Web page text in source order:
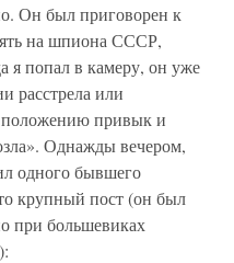
Он был приговорен к
на шпиона СССР,
я попал в камеру, он уже
расстрела или
привык и
Однажды вечером,
одного бывшего
крупный пост (он был
при большевиках